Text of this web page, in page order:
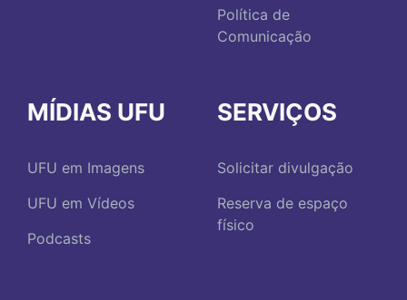
Política de
Comunicação
MÍDIAS UFU
UFU em Imagens
UFU em Vídeos
Podcasts
SERVIÇOS
Solicitar divulgação
Reserva de espaço
físico